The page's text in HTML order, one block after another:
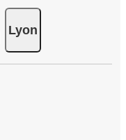
Lyon